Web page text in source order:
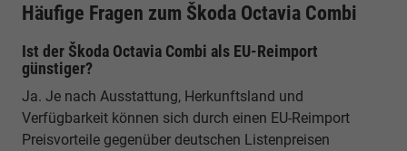
Häufige Fragen zum Škoda Octavia Combi
Ist der Škoda Octavia Combi als EU-Reimport
günstiger?
Ja. Je nach Ausstattung, Herkunftsland und
Verfügbarkeit können sich durch einen EU-Reimport
Preisvorteile gegenüber deutschen Listenpreisen